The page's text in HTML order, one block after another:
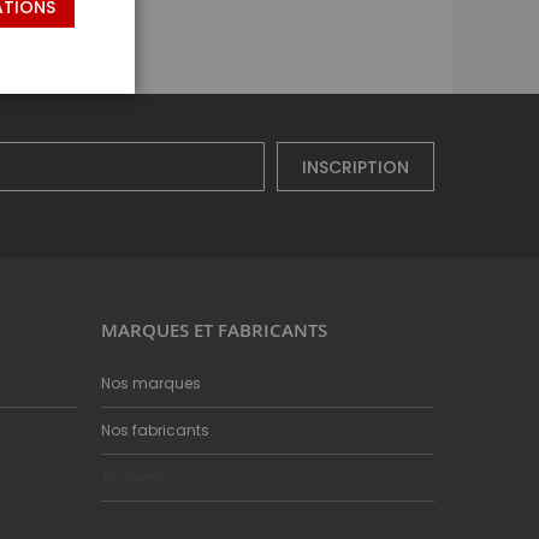
INSCRIPTION
MARQUES ET FABRICANTS
Nos marques
Nos fabricants